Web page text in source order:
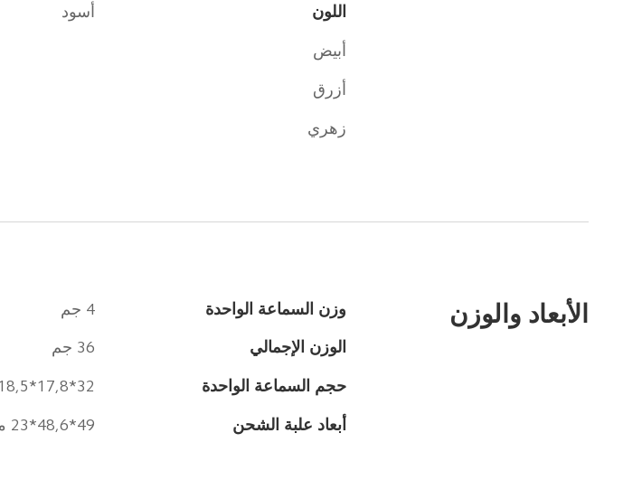
اللون أسود
أبيض
أزرق
زهري
الأبعاد والوزن وزن السماعة الواحدة 4 جم
الوزن الإجمالي 36 جم
حجم السماعة الواحدة 32*17,8*18,5 ملم
أبعاد علبة الشحن 49*48,6*23 ملم